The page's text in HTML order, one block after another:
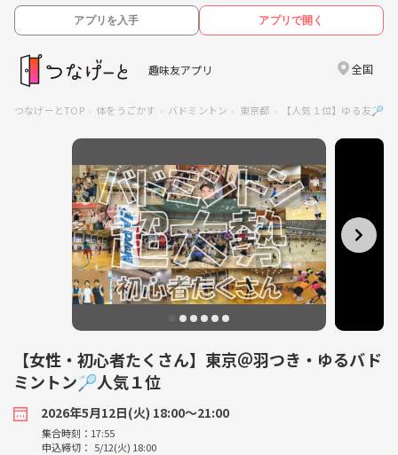
アプリを入手 アプリで開く
趣味友アプリ 全国
つなげーとTOP 体をうごかす バドミントン 東京都 【人気１位】ゆる友🏸
【女性・初心者たくさん】東京＠羽つき・ゆるバド
ミントン🏸人気１位
2026年5月12日(火) 18:00〜21:00
集合時刻：17:55
申込締切： 5/12(火) 18:00